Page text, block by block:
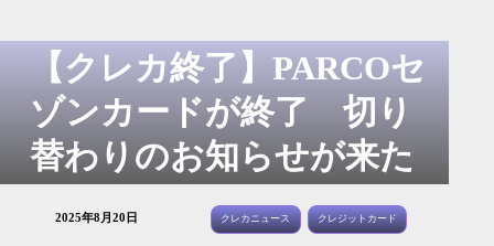
【クレカ終了】PARCOセ
ゾンカードが終了 切り
替わりのお知らせが来た
2025年8月20日 クレカニュース クレジットカード